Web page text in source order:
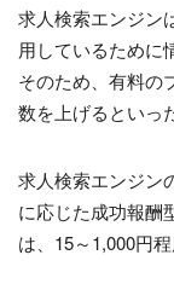
求人検索エンジン
用しているために
そのため、有料の
数を上げるといっ
求人検索エンジン
に応じた成功報酬
は、15～1,000円程